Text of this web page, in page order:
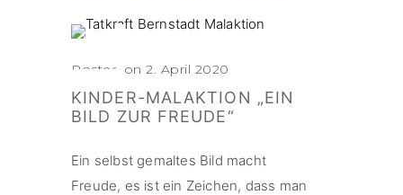
Posted on 2. April 2020
KINDER-MALAKTION „EIN
BILD ZUR FREUDE“
Ein selbst gemaltes Bild macht
Freude, es ist ein Zeichen, dass man